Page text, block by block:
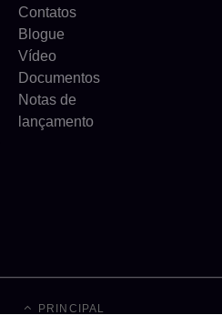
Contatos
Blogue
Vídeo
Documentos
Notas de
lançamento
PRINCIPAL